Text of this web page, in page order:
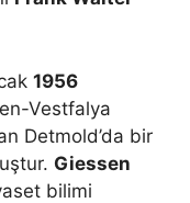
1956
Vestfalya
Detmold’da bir
Giessen
bilimi